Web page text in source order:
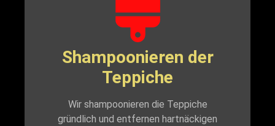
Shampoonieren der
Teppiche
Wir shampoonieren die Teppiche
gründlich und entfernen hartnäckigen